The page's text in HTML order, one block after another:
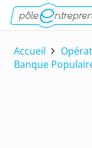
Accueil
Banque